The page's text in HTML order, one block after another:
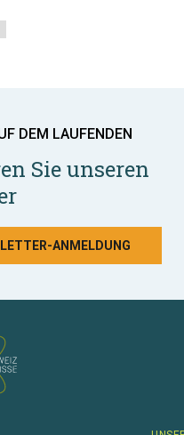
DEM LAUFENDEN
Sie unseren
ANMELDUNG